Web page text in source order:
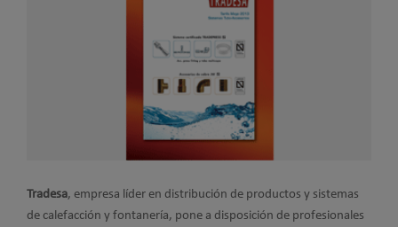
Tradesa, empresa líder en distribución de productos y sistemas
de calefacción y fontanería, pone a disposición de profesionales